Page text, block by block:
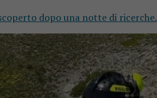
dopo una notte di ricerche.